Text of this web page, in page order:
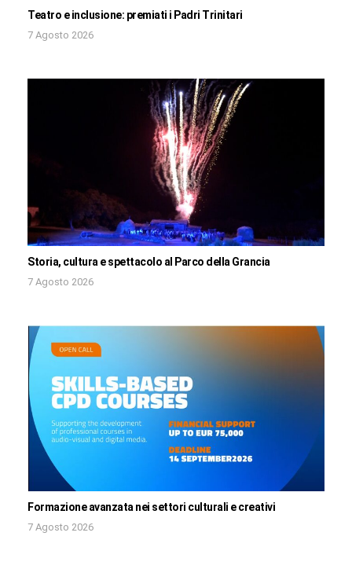
Teatro e inclusione: premiati i Padri Trinitari
7 Agosto 2026
Storia, cultura e spettacolo al Parco della Grancia
7 Agosto 2026
Formazione avanzata nei settori culturali e creativi
7 Agosto 2026